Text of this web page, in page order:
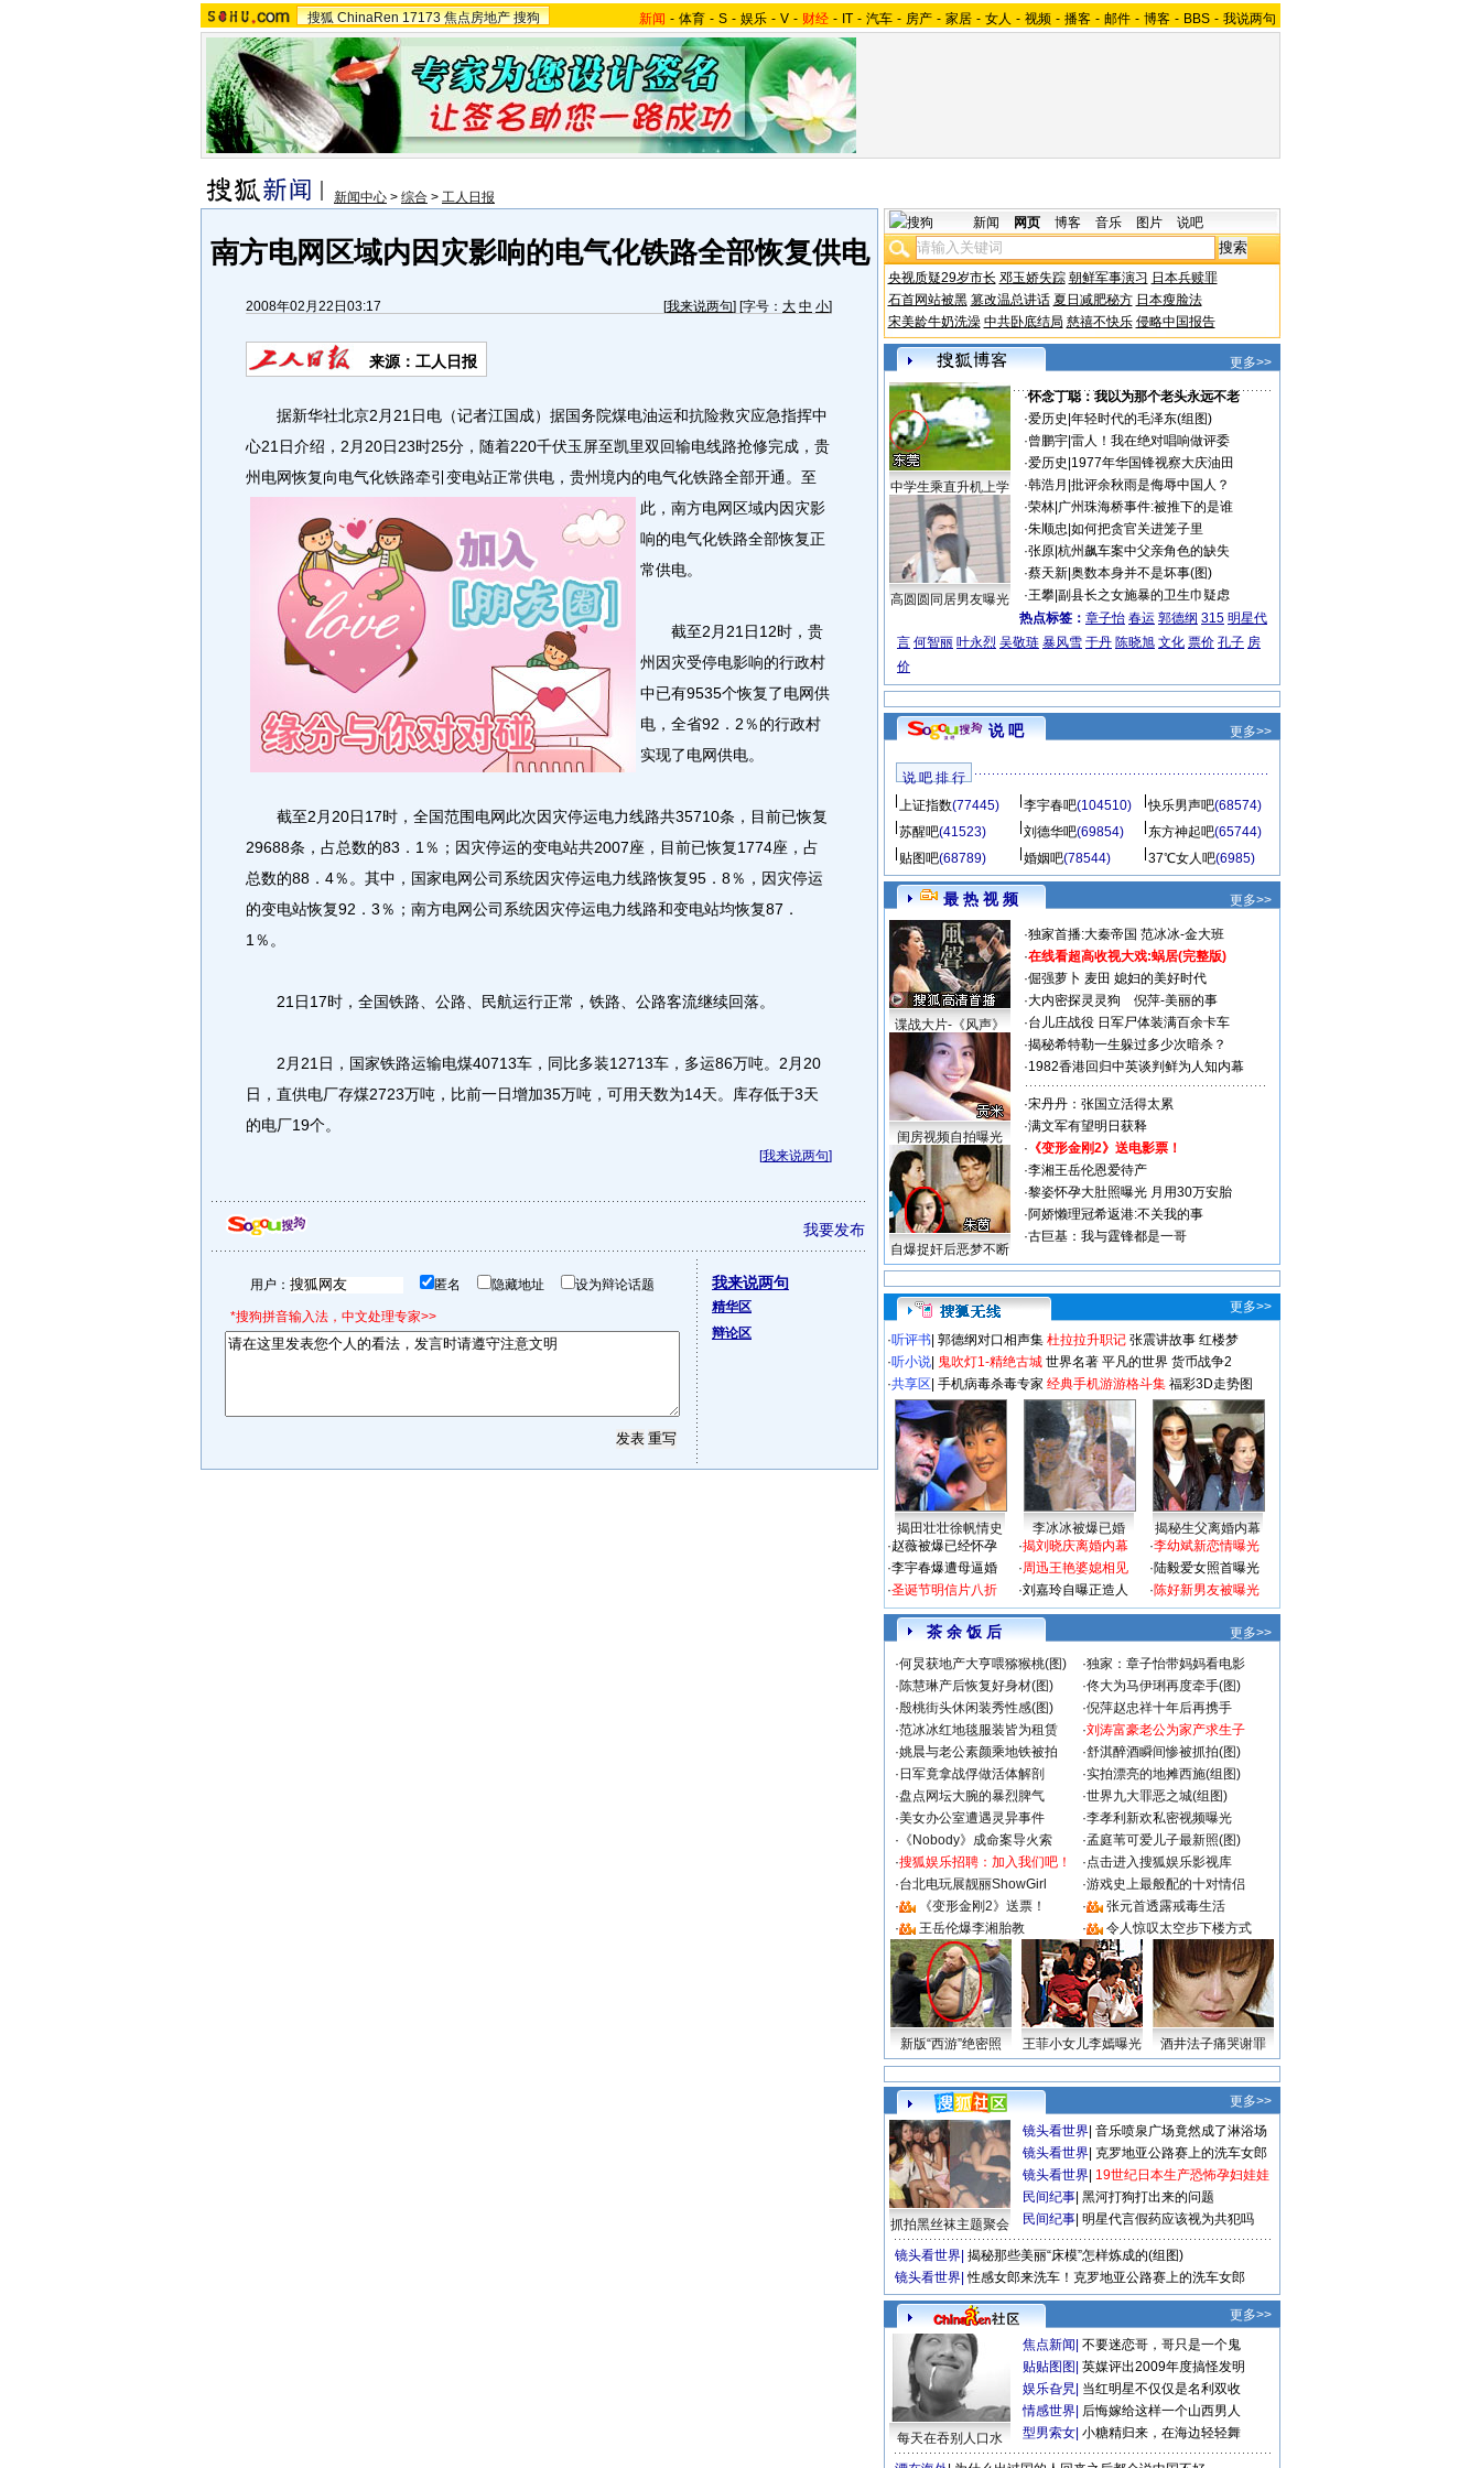
搜狐 ChinaRen 17173 焦点房地产 搜狗 新闻 - 体育 - S - 娱乐 - V - 财经 - IT - 汽车 - 房产 - 家居 - 女人 - 视频 - 播客 - 邮件 - 博客 - BBS - 我说两句
新闻中心 > 综合 > 工人日报
南方电网区域内因灾影响的电气化铁路全部恢复供电
2008年02月22日03:17 [我来说两句] [字号： 大 中 小]
来源：工人日报
据新华社北京2月21日电（记者江国成）据国务院煤电油运和抗险救灾应急指挥中
心21日介绍，2月20日23时25分，随着220千伏玉屏至凯里双回输电线路抢修完成，贵
州电网恢复向电气化铁路牵引变电站正常供电，贵州境内的电气化铁路全部开通。 至
此，南方电网区域内因灾影
响的电气化铁路全部恢复正
常供电。
截至2月21日12时，贵
州因灾受停电影响的行政村
中已有9535个恢复了电网供
电，全省92．2％的行政村
实现了电网供电。
截至2月20日17时，全国范围电网此次因灾停运电力线路共35710条，目前已恢复
29688条，占总数的83．1％；因灾停运的变电站共2007座，目前已恢复1774座，占
总数的88．4％。其中，国家电网公司系统因灾停运电力线路恢复95．8％，因灾停运
的变电站恢复92．3％；南方电网公司系统因灾停运电力线路和变电站均恢复87．
1％。
21日17时，全国铁路、公路、民航运行正常，铁路、公路客流继续回落。
2月21日，国家铁路运输电煤40713车，同比多装12713车，多运86万吨。2月20
日，直供电厂存煤2723万吨，比前一日增加35万吨，可用天数为14天。库存低于3天
的电厂19个。
[我来说两句]
我要发布
用户： 匿名 隐藏地址 设为辩论话题
*搜狗拼音输入法，中文处理专家>>
我来说两句
精华区
辩论区
新闻 网页 博客 音乐 图片 说吧
央视质疑29岁市长 邓玉娇失踪 朝鲜军事演习 日本兵赎罪
石首网站被黑 篡改温总讲话 夏日减肥秘方 日本瘦脸法
宋美龄牛奶洗澡 中共卧底结局 慈禧不快乐 侵略中国报告
更多>>
中学生乘直升机上学
高圆圆同居男友曝光
·怀念丁聪：我以为那个老头永远不老
·爱历史 年轻时代的毛泽东(组图)
·曾鹏宇| 雷人！我在绝对唱响做评委
·爱历史 1977年华国锋视察大庆油田
·韩浩月 批评余秋雨是侮辱中国人？
·荣林| 广州珠海桥事件:被推下的是谁
·朱顺忠 如何把贪官关进笼子里
·张原| 杭州飙车案中父亲角色的缺失
·蔡天新| 奥数本身并不是坏事(图)
·王攀| 副县长之女施暴的卫生巾疑虑
热点标签： 章子怡 春运 郭德纲 315 明星代
言 何智丽 叶永烈 吴敬琏 暴风雪 于丹 陈晓旭 文化 票价 孔子 房
价
说 吧 更多>>
说 吧 排 行
上证指数(77445) 李宇春吧(104510) 快乐男声吧(68574)
苏醒吧(41523) 刘德华吧(69854) 东方神起吧(65744)
贴图吧(68789) 婚姻吧(78544) 37℃女人吧(6985)
最 热 视 频 更多>>
谍战大片-《风声》
闺房视频自拍曝光
自爆捉奸后恶梦不断
·独家首播:大秦帝国 范冰冰-金大班
·在线看超高收视大戏:蜗居(完整版)
·倔强萝卜 麦田 媳妇的美好时代
·大内密探灵灵狗
倪萍-美丽的事
·台儿庄战役 日军尸体装满百余卡车
·揭秘希特勒一生躲过多少次暗杀？
·1982香港回归中英谈判鲜为人知内幕
·宋丹丹：张国立活得太累
·满文军有望明日获释
· 《变形金刚2》送电影票！
·李湘王岳伦恩爱待产
·黎姿怀孕大肚照曝光 月用30万安胎
·阿娇懒理冠希返港:不关我的事
·古巨基：我与霆锋都是一哥
更多>>
·听评书 郭德纲对口相声集 杜拉拉升职记 张震讲故事 红楼梦
·听小说 鬼吹灯1-精绝古城 世界名著 平凡的世界 货币战争2
·共享区 手机病毒杀毒专家 经典手机游游格斗集 福彩3D走势图
揭田壮壮徐帆情史 李冰冰被爆已婚
揭秘生父离婚内幕
·赵薇被爆已经怀孕
·李宇春爆遭母逼婚
·圣诞节明信片八折
·揭刘晓庆离婚内幕
·周迅王艳婆媳相见
·刘嘉玲自曝正造人
·李幼斌新恋情曝光
·陆毅爱女照首曝光
·陈好新男友被曝光
茶 余 饭 后
更多>>
·何炅获地产大亨喂猕猴桃(图) ·独家：章子怡带妈妈看电影
·陈慧琳产后恢复好身材(图) ·佟大为马伊琍再度牵手(图)
·殷桃街头休闲装秀性感(图) ·倪萍赵忠祥十年后再携手
·范冰冰红地毯服装皆为租赁 ·刘涛富豪老公为家产求生子
·姚晨与老公素颜乘地铁被拍 ·舒淇醉酒瞬间惨被抓拍(图)
· 日军竟拿战俘做活体解剖 ·实拍漂亮的地摊西施(组图)
·盘点网坛大腕的暴烈脾气 ·世界九大罪恶之城(组图)
·美女办公室遭遇灵异事件 ·李孝利新欢私密视频曝光
· 《Nobody》成命案导火索 ·孟庭苇可爱儿子最新照(图)
·搜狐娱乐招聘：加入我们吧！ ·点击进入搜狐娱乐影视库
·台北电玩展靓丽ShowGirl ·游戏史上最般配的十对情侣
·
《变形金刚2》送票！ ·
张元首透露戒毒生活
·
王岳伦爆李湘胎教 · 令人惊叹太空步下楼方式
新版“西游”绝密照 王菲小女儿李嫣曝光 酒井法子痛哭谢罪
更多>>
抓拍黑丝袜主题聚会
镜头看世界 音乐喷泉广场竟然成了淋浴场
镜头看世界 克罗地亚公路赛上的洗车女郎
镜头看世界 19世纪日本生产恐怖孕妇娃娃
民间纪事 黑河打狗打出来的问题
民间纪事 明星代言假药应该视为共犯吗
镜头看世界 揭秘那些美丽“床模”怎样炼成的(组图)
镜头看世界 性感女郎来洗车！克罗地亚公路赛上的洗车女郎
更多>>
每天在吞别人口水
焦点新闻 不要迷恋哥，哥只是一个鬼
贴贴图图 英媒评出2009年度搞怪发明
娱乐旮旯 当红明星不仅仅是名利双收
情感世界 后悔嫁给这样一个山西男人
型男索女 小糖精归来，在海边轻轻舞